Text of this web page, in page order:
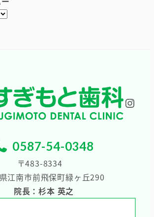
0587-54-0348
〒483-8334
江南市前飛保町緑ヶ丘290
院長：杉本 英之